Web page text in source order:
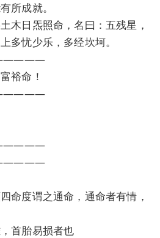
所成就。
木日炁照命，名曰：五残星，
多忧少乐，多经坎坷。
裕命！
命度谓之通命，通命者有情，
首胎易损者也